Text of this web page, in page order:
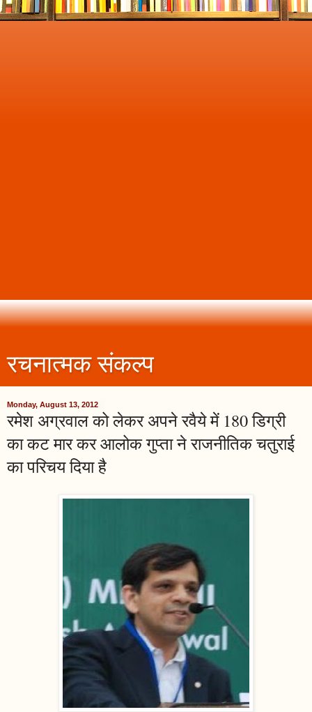
रचनात्मक संकल्प
Monday, August 13, 2012
रमेश अग्रवाल को लेकर अपने रवैये में 180 डिग्री
का कट मार कर आलोक गुप्ता ने राजनीतिक चतुराई
का परिचय दिया है